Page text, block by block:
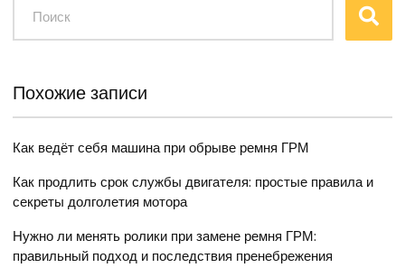
Похожие записи
Как ведёт себя машина при обрыве ремня ГРМ
Как продлить срок службы двигателя: простые правила и
секреты долголетия мотора
Нужно ли менять ролики при замене ремня ГРМ:
правильный подход и последствия пренебрежения